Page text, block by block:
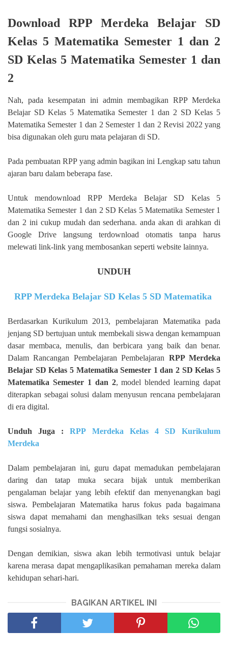
Download RPP Merdeka Belajar SD
Kelas 5 Matematika Semester 1 dan 2
SD Kelas 5 Matematika Semester 1 dan
2
Nah, pada kesempatan ini admin membagikan RPP Merdeka
Belajar SD Kelas 5 Matematika Semester 1 dan 2 SD Kelas 5
Matematika Semester 1 dan 2 Semester 1 dan 2 Revisi 2022 yang
bisa digunakan oleh guru mata pelajaran di SD.
Pada pembuatan RPP yang admin bagikan ini Lengkap satu tahun
ajaran baru dalam beberapa fase.
Untuk mendownload RPP Merdeka Belajar SD Kelas 5
Matematika Semester 1 dan 2 SD Kelas 5 Matematika Semester 1
dan 2 ini cukup mudah dan sederhana. anda akan di arahkan di
Google Drive langsung terdownload otomatis tanpa harus
melewati link-link yang membosankan seperti website lainnya.
UNDUH
RPP Merdeka Belajar SD Kelas 5 SD Matematika
Berdasarkan Kurikulum 2013, pembelajaran Matematika pada
jenjang SD bertujuan untuk membekali siswa dengan kemampuan
dasar membaca, menulis, dan berbicara yang baik dan benar.
Dalam Rancangan Pembelajaran Pembelajaran RPP Merdeka
Belajar SD Kelas 5 Matematika Semester 1 dan 2 SD Kelas 5
Matematika Semester 1 dan 2, model blended learning dapat
diterapkan sebagai solusi dalam menyusun rencana pembelajaran
di era digital.
Unduh Juga :RPP Merdeka Kelas 4 SD Kurikulum
Merdeka
Dalam pembelajaran ini, guru dapat memadukan pembelajaran
daring dan tatap muka secara bijak untuk memberikan
pengalaman belajar yang lebih efektif dan menyenangkan bagi
siswa. Pembelajaran Matematika harus fokus pada bagaimana
siswa dapat memahami dan menghasilkan teks sesuai dengan
fungsi sosialnya.
Dengan demikian, siswa akan lebih termotivasi untuk belajar
karena merasa dapat mengaplikasikan pemahaman mereka dalam
kehidupan sehari-hari.
BAGIKAN ARTIKEL INI